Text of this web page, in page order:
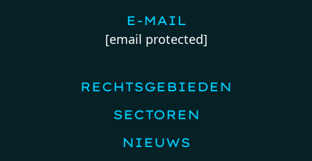
E-MAIL
[email protected]
RECHTSGEBIEDEN
SECTOREN
NIEUWS